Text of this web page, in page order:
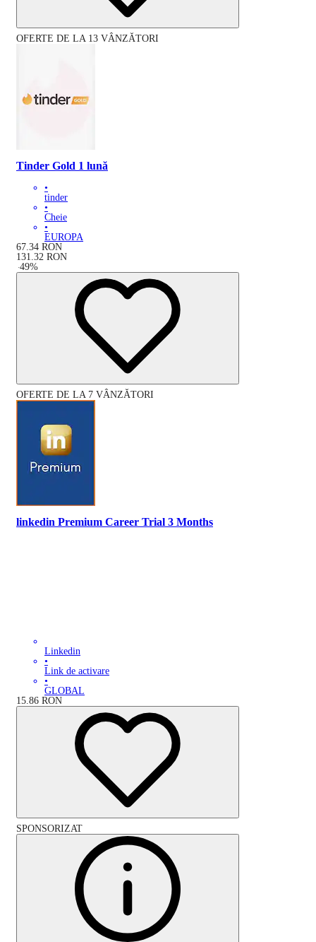
OFERTE DE LA 13 VÂNZĂTORI
Tinder Gold 1 lună
•
tinder
•
Cheie
•
EUROPA
67.34 RON
131.32 RON
-49%
OFERTE DE LA 7 VÂNZĂTORI
linkedin Premium Career Trial 3 Months
Linkedin
•
Link de activare
•
GLOBAL
15.86 RON
SPONSORIZAT